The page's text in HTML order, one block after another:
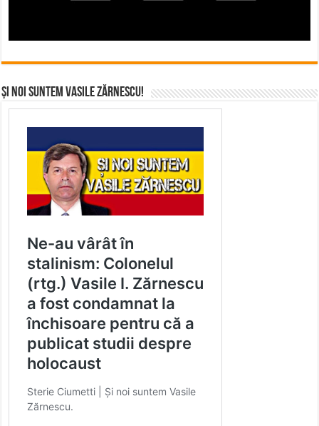
Și noi suntem Vasile Zărnescu!